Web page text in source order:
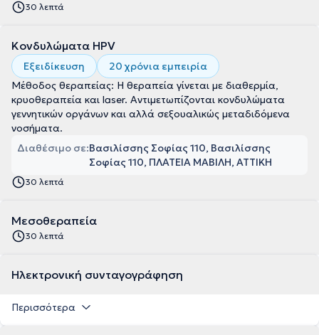
30 λεπτά
Κονδυλώματα HPV
Εξειδίκευση
20 χρόνια εμπειρία
Μέθοδος θεραπείας: Η θεραπεία γίνεται με διαθερμία,
κρυοθεραπεία και laser. Αντιμετωπίζονται κονδυλώματα
γεννητικών οργάνων και αλλά σεξουαλικώς μεταδιδόμενα
νοσήματα.
Διαθέσιμο σε:Βασιλίσσης Σοφίας 110, Βασιλίσσης
Σοφίας 110, ΠΛΑΤΕΙΑ ΜΑΒΙΛΗ, ΑΤΤΙΚΗ
30 λεπτά
Μεσοθεραπεία
30 λεπτά
Ηλεκτρονική συνταγογράφηση
Περισσότερα